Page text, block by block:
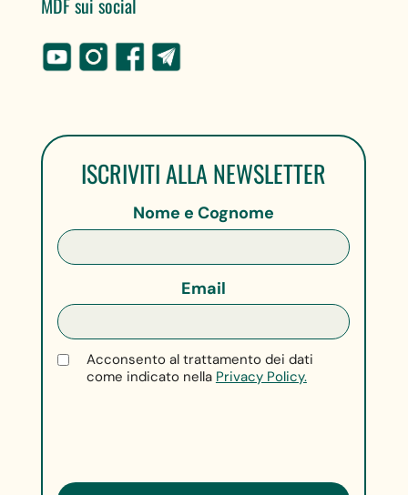
MDF sui social
ISCRIVITI ALLA NEWSLETTER
Nome e Cognome
Email
Acconsento al trattamento dei dati
come indicato nella Privacy Policy.